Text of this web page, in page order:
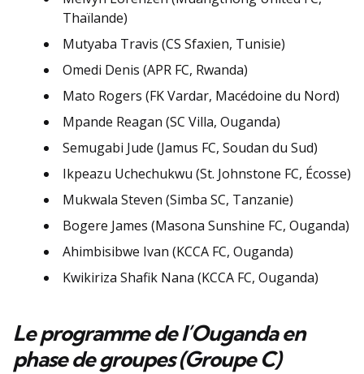
Thaïlande)
Mutyaba Travis (CS Sfaxien, Tunisie)
Omedi Denis (APR FC, Rwanda)
Mato Rogers (FK Vardar, Macédoine du Nord)
Mpande Reagan (SC Villa, Ouganda)
Semugabi Jude (Jamus FC, Soudan du Sud)
Ikpeazu Uchechukwu (St. Johnstone FC, Écosse)
Mukwala Steven (Simba SC, Tanzanie)
Bogere James (Masona Sunshine FC, Ouganda)
Ahimbisibwe Ivan (KCCA FC, Ouganda)
Kwikiriza Shafik Nana (KCCA FC, Ouganda)
Le programme de l’Ouganda en
phase de groupes (Groupe C)